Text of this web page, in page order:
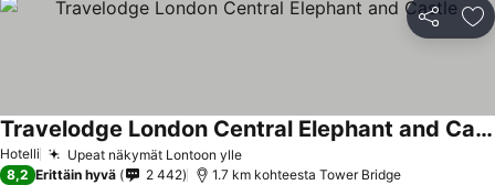
Jaa
Hotelli Upeat näkymät Lontoon ylle
Travelodge London Central Elephant and Castle
8,2 Erittäin hyvä 2 442 1.7 km kohteesta Tower Bridge